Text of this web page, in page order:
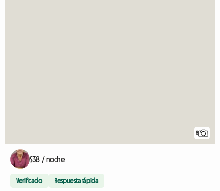
8
$38 / noche
Verificado Respuesta rápida